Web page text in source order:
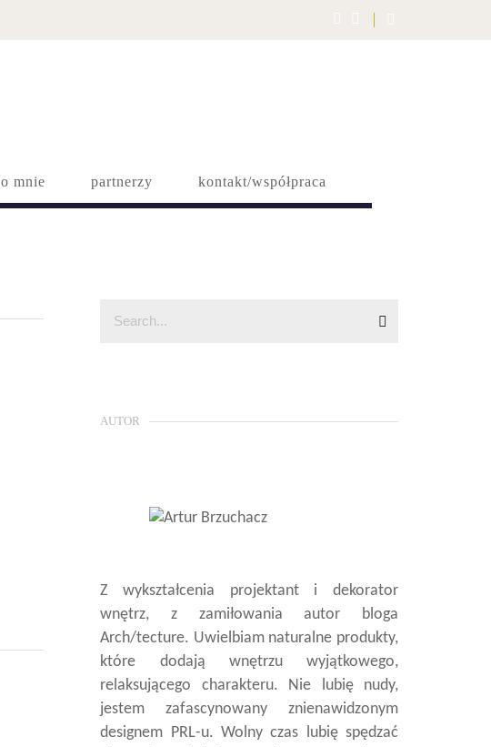
o mnie partnerzy kontakt/współpraca
AUTOR
Z wykształcenia projektant i dekorator
wnętrz, z zamiłowania autor bloga
Arch/tecture. Uwielbiam naturalne produkty,
które dodają wnętrzu wyjątkowego,
relaksującego charakteru. Nie lubię nudy,
jestem zafascynowany znienawidzonym
designem PRL-u. Wolny czas lubię spędzać